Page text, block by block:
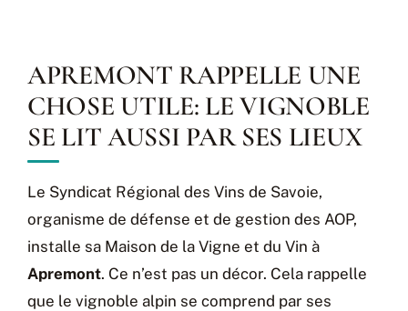
APREMONT RAPPELLE UNE
CHOSE UTILE: LE VIGNOBLE
SE LIT AUSSI PAR SES LIEUX
Le Syndicat Régional des Vins de Savoie,
organisme de défense et de gestion des AOP,
installe sa Maison de la Vigne et du Vin à
Apremont. Ce n’est pas un décor. Cela rappelle
que le vignoble alpin se comprend par ses